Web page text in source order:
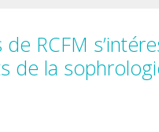
RCFM
de la